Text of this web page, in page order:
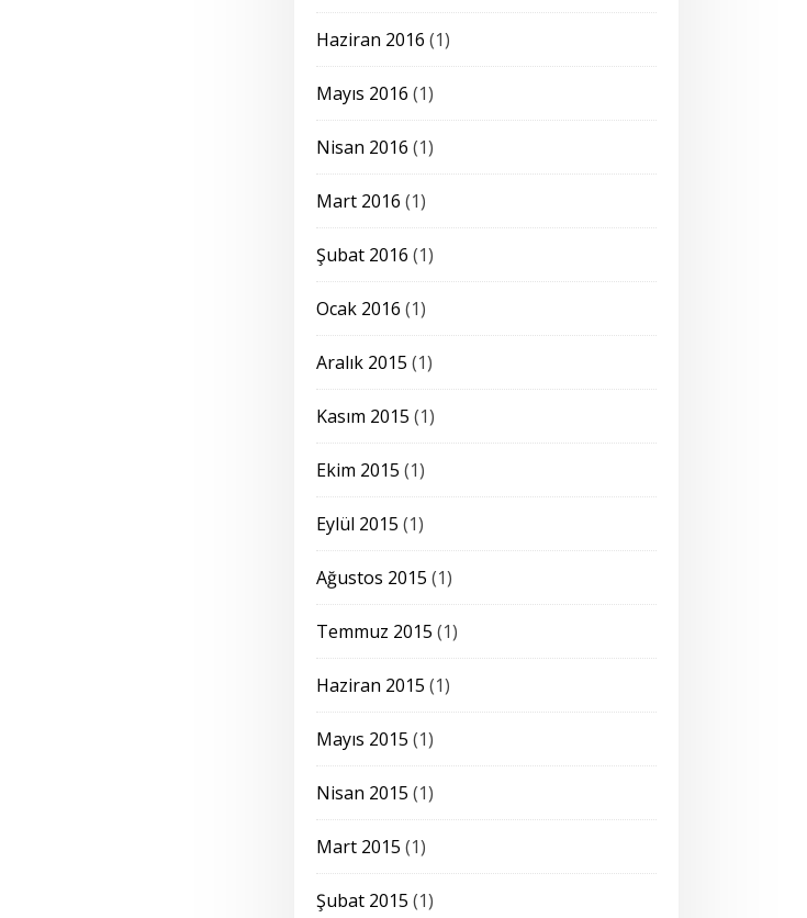
Haziran 2016 (1)
Mayıs 2016 (1)
Nisan 2016 (1)
Mart 2016 (1)
Şubat 2016 (1)
Ocak 2016 (1)
Aralık 2015 (1)
Kasım 2015 (1)
Ekim 2015 (1)
Eylül 2015 (1)
Ağustos 2015 (1)
Temmuz 2015 (1)
Haziran 2015 (1)
Mayıs 2015 (1)
Nisan 2015 (1)
Mart 2015 (1)
Şubat 2015 (1)